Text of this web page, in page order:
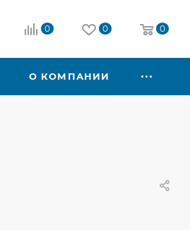
0 0 0
О КОМПАНИИ